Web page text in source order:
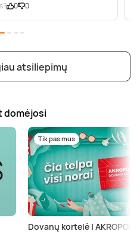
0 0
atsiliepimų
domėjosi
Tik pas mus
Dovanų kortelė | AKROPOLIS